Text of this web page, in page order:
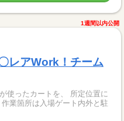
1週間以内公開
レアWork！チーム
使ったカートを、 所定位置に